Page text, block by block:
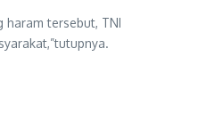
tersebut, TNI